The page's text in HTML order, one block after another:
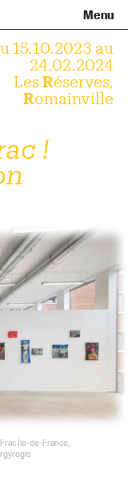
Menu
Fr En
15.10.2023 au
24.02.2024
LesRéserves,
Romainville
!
Île-de-France,